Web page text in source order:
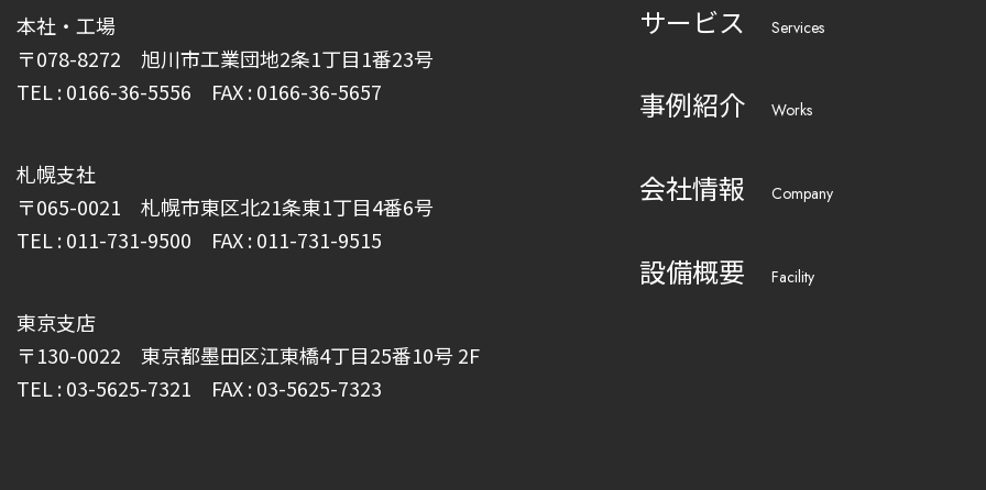
本社・工場
〒078-8272 旭川市工業団地2条1丁目1番23号
TEL : 0166-36-5556 FAX : 0166-36-5657
札幌支社
〒065-0021 札幌市東区北21条東1丁目4番6号
TEL : 011-731-9500 FAX : 011-731-9515
東京支店
〒130-0022 東京都墨田区江東橋4丁目25番10号 2F
TEL : 03-5625-7321 FAX : 03-5625-7323
サービス Services
事例紹介 Works
会社情報 Company
設備概要 Facility